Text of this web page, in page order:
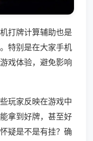
打牌计算辅助也是
特别是在大家手机
戏体验，避免影响
玩家反映在游戏中
拿到好牌，甚至好
疑是不是有挂？确